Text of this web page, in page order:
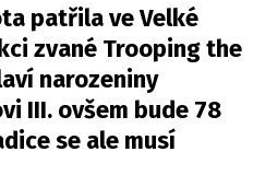
patřila ve Velké
zvané Trooping the
narozeniny
III. ovšem bude 78
se ale musí